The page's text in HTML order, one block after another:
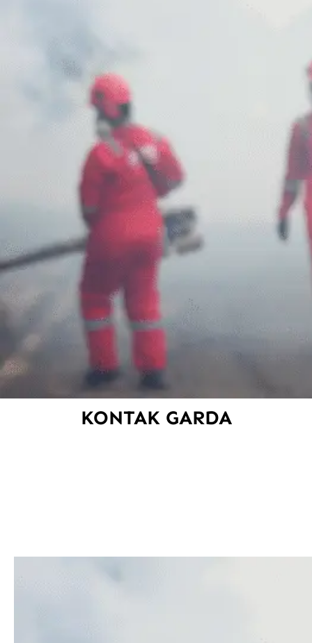
KONTAK GARDA